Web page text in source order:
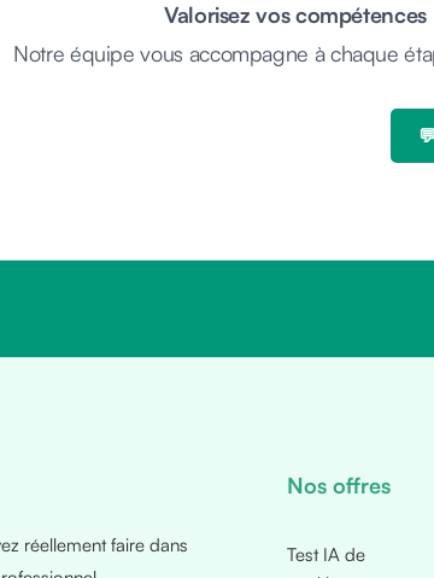
Valorisez vos
Notre équipe vous accompagne à chaque
réellement faire dans
Nos offres
Test IA de